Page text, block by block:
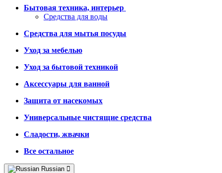
Бытовая техника, интерьер
Средства для воды
Средства для мытья посуды
Уход за мебелью
Уход за бытовой техникой
Аксессуары для ванной
Защита от насекомых
Универсальные чистящие средства
Сладости, жвачки
Все остальное
Russian